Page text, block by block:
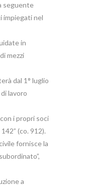
seguente
impiegati nel
in
mezzi
dal 1° luglio
lavoro
i propri soci
(co. 912).
fornisce la
a